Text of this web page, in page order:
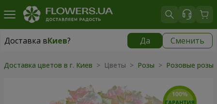
Доставка вКиев? Да Сменить
Доставка вКиев
Доставка цветов в г. Киев > Цветы > Розы > Розовые розы